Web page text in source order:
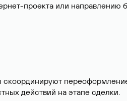
проекта или направлению
действий на этапе сделки.